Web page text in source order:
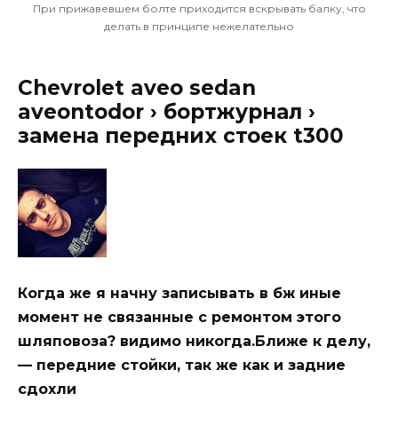
При прижавевшем болте приходится вскрывать балку, что
делать в принципе нежелательно
Chevrolet aveo sedan
aveontodor › бортжурнал ›
замена передних стоек t300
Когда же я начну записывать в бж иные
момент не связанные с ремонтом этого
шляповоза? видимо никогда.Ближе к делу,
— передние стойки, так же как и задние
сдохли